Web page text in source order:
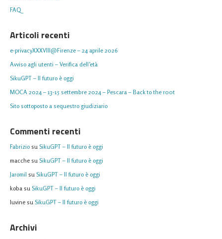
FAQ
Articoli recenti
e-privacyXXXVIII@Firenze – 24 aprile 2026
Avviso agli utenti – Verifica dell’età
SikuGPT – Il futuro è oggi
MOCA 2024 – 13-15 settembre 2024 – Pescara – Back to the r00t
Sito sottoposto a sequestro giudiziario
Commenti recenti
Fabrizio su SikuGPT – Il futuro è oggi
macche su SikuGPT – Il futuro è oggi
Jaromil su SikuGPT – Il futuro è oggi
koba su SikuGPT – Il futuro è oggi
Iuvine su SikuGPT – Il futuro è oggi
Archivi